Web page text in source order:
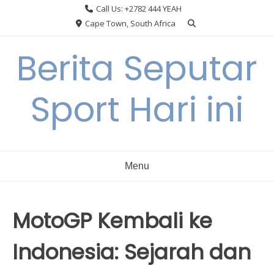
Call Us: +2782 444 YEAH
Cape Town, South Africa
Berita Seputar
Sport Hari ini
Menu
MotoGP Kembali ke
Indonesia: Sejarah dan